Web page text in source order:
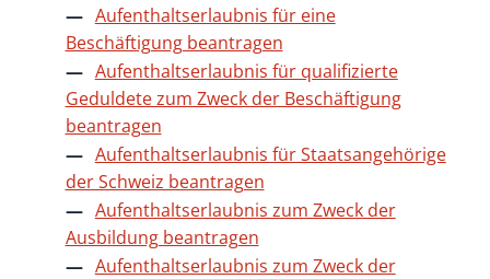
Aufenthaltserlaubnis für eine
Beschäftigung beantragen
Aufenthaltserlaubnis für qualifizierte
Geduldete zum Zweck der Beschäftigung
beantragen
Aufenthaltserlaubnis für Staatsangehörige
der Schweiz beantragen
Aufenthaltserlaubnis zum Zweck der
Ausbildung beantragen
Aufenthaltserlaubnis zum Zweck der